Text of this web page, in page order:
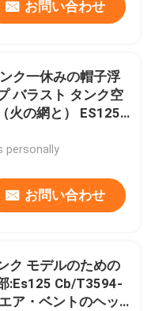
お問い合わせ
ク一休みの帽子浮
バラスト タンク空
火の網と） ES125
personally
お問い合わせ
ク モデルのための
:Es125 Cb/T3594-
ア・ベントのヘッ